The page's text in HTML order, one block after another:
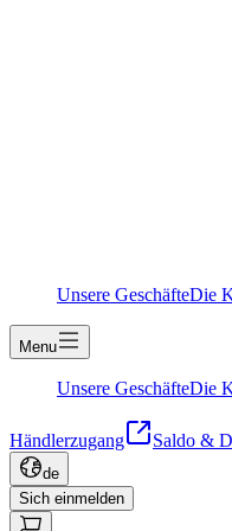
Unsere GeschäfteDie
Menu
Unsere GeschäfteDie
Händlerzugang Saldo &
de
Sich einmelden